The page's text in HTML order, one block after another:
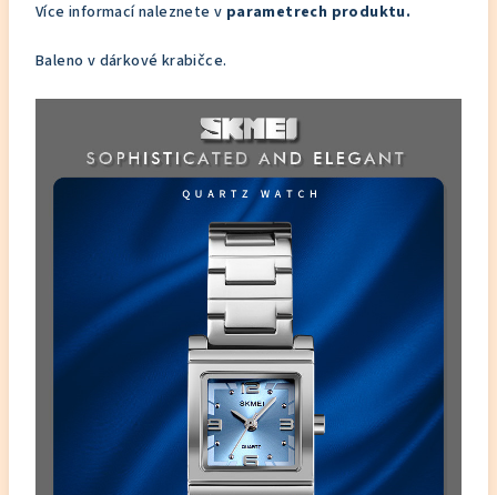
Více informací naleznete v parametrech produktu.
Baleno v dárkové krabičce.